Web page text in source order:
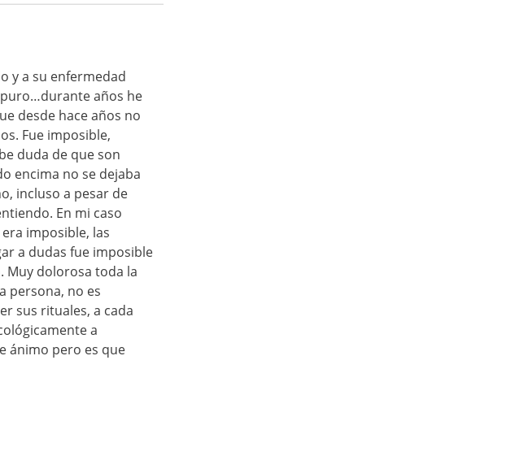
y a su enfermedad
puro…durante años he
desde hace años no
Fue imposible,
duda de que son
encima no se dejaba
incluso a pesar de
En mi caso
imposible, las
a dudas fue imposible
Muy dolorosa toda la
persona, no es
sus rituales, a cada
a
ánimo pero es que